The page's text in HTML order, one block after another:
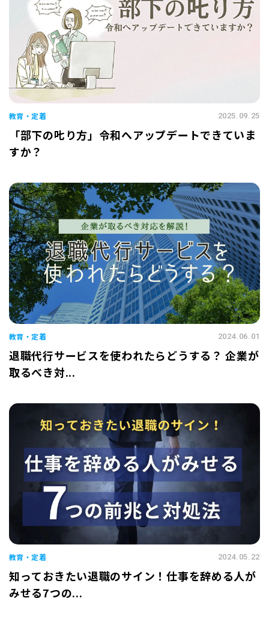
教育・定着 2025.09.25
「部下の𠮟り方」令和へアップデートできていま
すか？
教育・定着 2024.06.01
退職代行サービスを使われたらどうする？ 企業が
取るべき対...
教育・定着 2024.05.22
知っておきたい退職のサイン！仕事を辞める人が
みせる7つの...